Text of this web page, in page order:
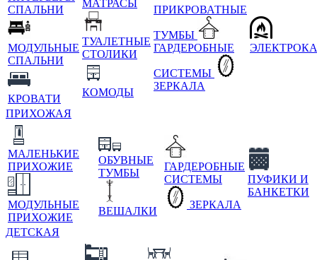
СПАЛЬНИ
МОДУЛЬНЫЕ
СПАЛЬНИ
КРОВАТИ
МАТРАСЫ
ТУАЛЕТНЫЕ
СТОЛИКИ
КОМОДЫ
ПРИКРОВАТНЫЕ
ТУМБЫ
ГАРДЕРОБНЫЕ
СИСТЕМЫ
ЗЕРКАЛА
ПРИХОЖАЯ
МАЛЕНЬКИЕ
ПРИХОЖИЕ
МОДУЛЬНЫЕ
ПРИХОЖИЕ
ОБУВНЫЕ
ТУМБЫ
ВЕШАЛКИ
ГАРДЕРОБНЫЕ
СИСТЕМЫ
ЗЕРКАЛА
ПУФИКИ И
БАНКЕТКИ
ДЕТСКАЯ